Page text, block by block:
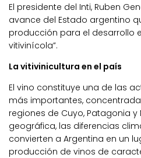
El presidente del Inti, Ruben
avance del Estado argentino
producción para el desarrollo
vitivinícola”.
La vitivinicultura en el país
El vino constituye una de las
más importantes,
regiones de Cuyo, Patagonia y
geográfica, las diferencias
convierten a Argentina en un
producción de vinos de